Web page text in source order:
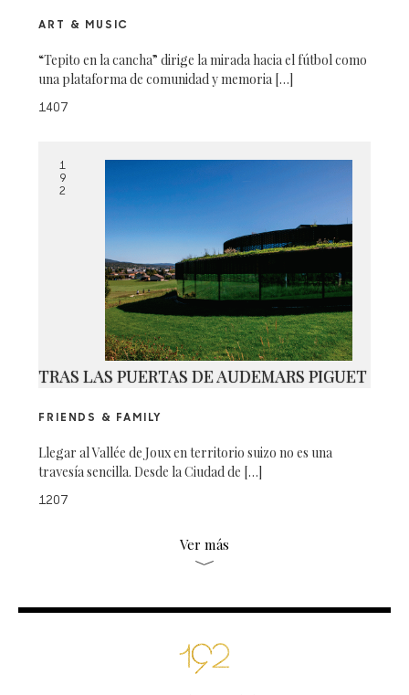
ART & MUSIC
“Tepito en la cancha” dirige la mirada hacia el fútbol como
una plataforma de comunidad y memoria […]
1407
1
9
2
TRAS LAS PUERTAS DE AUDEMARS PIGUET
FRIENDS & FAMILY
Llegar al Vallée de Joux en territorio suizo no es una
travesía sencilla. Desde la Ciudad de […]
1207
Ver más